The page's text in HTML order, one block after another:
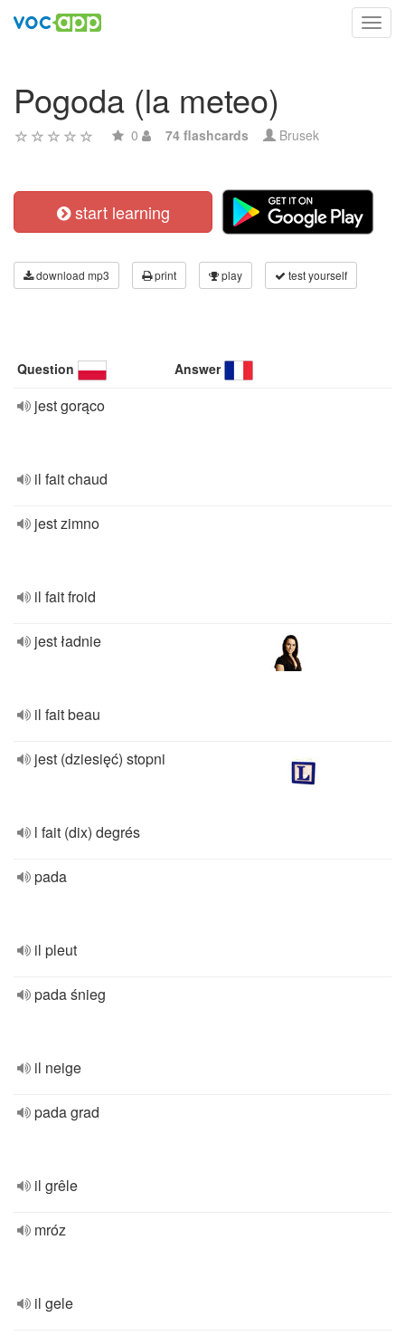
Pogoda (la meteo)
0 74 flashcards Brusek
start learning
download mp3 print play test yourself
Question Answer
jest gorąco
il fait chaud
jest zimno
il fait froid
jest ładnie
il fait beau
jest (dziesięć) stopni
l fait (dix) degrés
pada
il pleut
pada śnieg
il neige
pada grad
il grêle
mróz
il gele